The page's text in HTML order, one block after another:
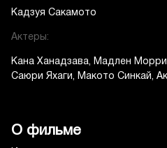
Кадзуя Сакамото
Актеры:
Кана Ханадзава Мадлен
Саюри Яхаги
Макото Синкай
О фильме